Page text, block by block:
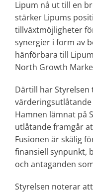
Lipum nå ut till en
stärker Lipums
tillväxtmöjligheter
synergier i form av
hänförbara till
North Growth
Därtill har
Hamnen lämnat på
utlåtande framgår
Fusionen är skälig
finansiell synpunkt,
och antaganden
Styrelsen noterar